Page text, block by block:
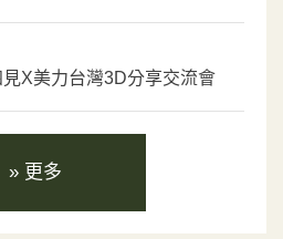
X美力台灣3D分享交流會
» 更多